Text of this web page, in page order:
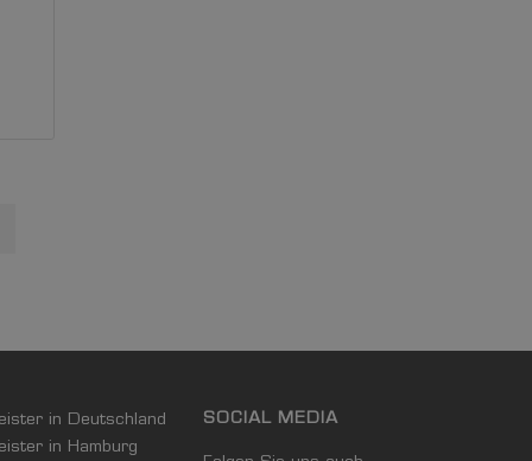
Page
in Deutschland
in Hamburg
SOCIAL MEDIA